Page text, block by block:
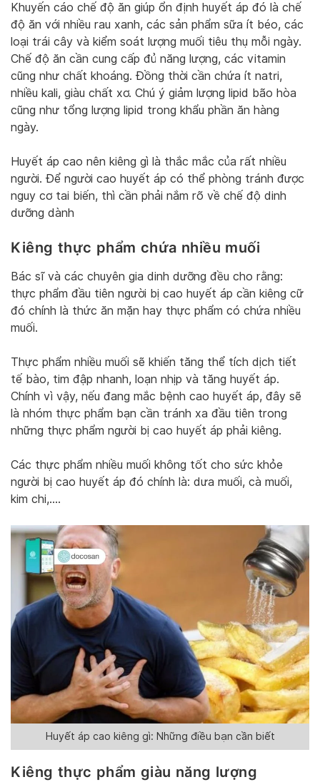
Khuyến cáo chế độ ăn giúp ổn định huyết áp đó là chế
độ ăn với nhiều rau xanh, các sản phẩm sữa ít béo, các
loại trái cây và kiểm soát lượng muối tiêu thụ mỗi ngày.
Chế độ ăn cần cung cấp đủ năng lượng, các vitamin
cũng như chất khoáng. Đồng thời cần chứa ít natri,
nhiều kali, giàu chất xơ. Chú ý giảm lượng lipid bão hòa
cũng như tổng lượng lipid trong khẩu phần ăn hàng
ngày.
Huyết áp cao nên kiêng gì là thắc mắc của rất nhiều
người. Để người cao huyết áp có thể phòng tránh được
nguy cơ tai biến, thì cần phải nắm rõ về chế độ dinh
dưỡng dành
Kiêng thực phẩm chứa nhiều muối
Bác sĩ và các chuyên gia dinh dưỡng đều cho rằng:
thực phẩm đầu tiên người bị cao huyết áp cần kiêng cữ
đó chính là thức ăn mặn hay thực phẩm có chứa nhiều
muối.
Thực phẩm nhiều muối sẽ khiến tăng thể tích dịch tiết
tế bào, tim đập nhanh, loạn nhịp và tăng huyết áp.
Chính vì vậy, nếu đang mắc bệnh cao huyết áp, đây sẽ
là nhóm thực phẩm bạn cần tránh xa đầu tiên trong
những thực phẩm người bị cao huyết áp phải kiêng.
Các thực phẩm nhiều muối không tốt cho sức khỏe
người bị cao huyết áp đó chính là: dưa muối, cà muối,
kim chi,….
Huyết áp cao kiêng gì: Những điều bạn cần biết
Kiêng thực phẩm giàu năng lượng